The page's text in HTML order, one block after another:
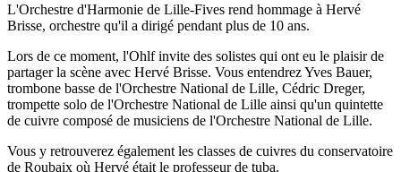
L'Orchestre d'Harmonie de Lille-Fives rend hommage à Hervé
Brisse, orchestre qu'il a dirigé pendant plus de 10 ans.
Lors de ce moment, l'Ohlf invite des solistes qui ont eu le plaisir de
partager la scène avec Hervé Brisse. Vous entendrez Yves Bauer,
trombone basse de l'Orchestre National de Lille, Cédric Dreger,
trompette solo de l'Orchestre National de Lille ainsi qu'un quintette
de cuivre composé de musiciens de l'Orchestre National de Lille.
Vous y retrouverez également les classes de cuivres du conservatoire
de Roubaix où Hervé était le professeur de tuba.